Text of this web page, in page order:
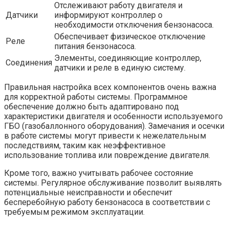
Датчики
Отслеживают работу двигателя и
информируют контроллер о
необходимости отключения бензонасоса.
Реле
Обеспечивает физическое отключение
питания бензонасоса.
Соединения Элементы, соединяющие контроллер,
датчики и реле в единую систему.
Правильная настройка всех компонентов очень важна
для корректной работы системы. Программное
обеспечение должно быть адаптировано под
характеристики двигателя и особенности используемого
ГБО (газобаллонного оборудования). Замечания и осечки
в работе системы могут привести к нежелательным
последствиям, таким как неэффективное
использование топлива или повреждение двигателя.
Кроме того, важно учитывать рабочее состояние
системы. Регулярное обслуживание позволит выявлять
потенциальные неисправности и обеспечит
бесперебойную работу бензонасоса в соответствии с
требуемым режимом эксплуатации.